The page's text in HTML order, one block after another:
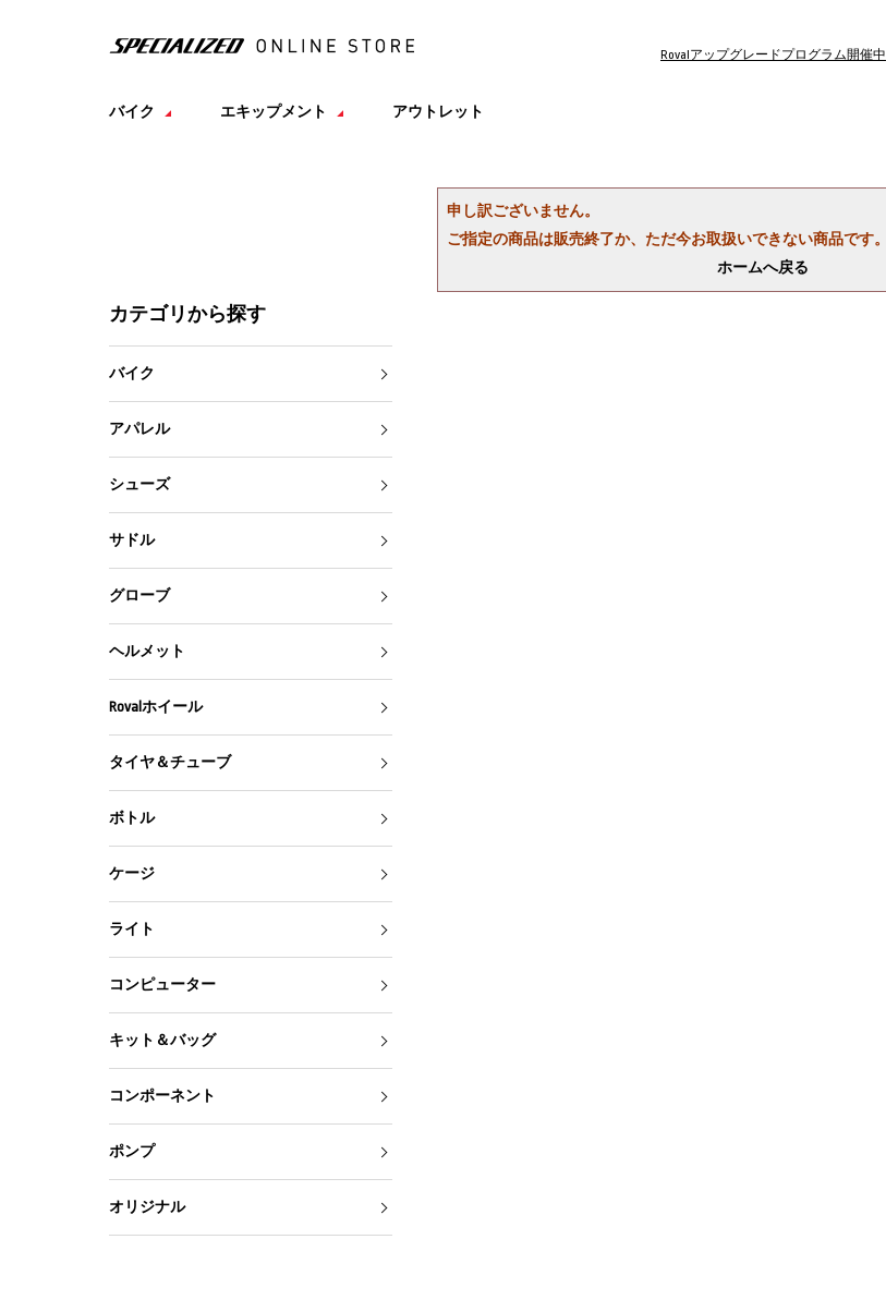
Rovalアップグレードプログラム開催中
バイク エキップメント アウトレット
申し訳ございません。
ご指定の商品は販売終了か、ただ今お取扱いできない商品です。
ホームへ戻る
カテゴリから探す
バイク
アパレル
シューズ
サドル
グローブ
ヘルメット
Rovalホイール
タイヤ＆チューブ
ボトル
ケージ
ライト
コンピューター
キット＆バッグ
コンポーネント
ポンプ
オリジナル